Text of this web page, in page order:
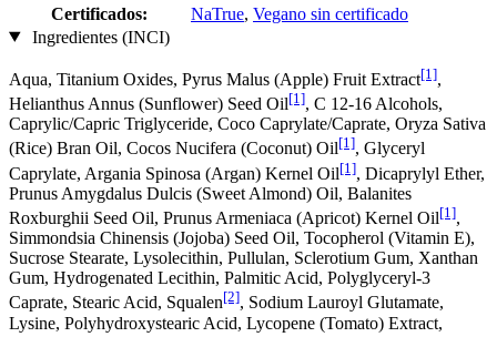
Certificados:
NaTrue, Vegano sin certificado
Ingredientes (INCI)
Aqua, Titanium Oxides, Pyrus Malus (Apple) Fruit Extract[1],
Helianthus Annus (Sunflower) Seed Oil[1], C 12-16 Alcohols,
Caprylic/Capric Triglyceride, Coco Caprylate/Caprate, Oryza Sativa
(Rice) Bran Oil, Cocos Nucifera (Coconut) Oil[1], Glyceryl
Caprylate, Argania Spinosa (Argan) Kernel Oil[1], Dicaprylyl Ether,
Prunus Amygdalus Dulcis (Sweet Almond) Oil, Balanites
Roxburghii Seed Oil, Prunus Armeniaca (Apricot) Kernel Oil[1],
Simmondsia Chinensis (Jojoba) Seed Oil, Tocopherol (Vitamin E),
Sucrose Stearate, Lysolecithin, Pullulan, Sclerotium Gum, Xanthan
Gum, Hydrogenated Lecithin, Palmitic Acid, Polyglyceryl-3
Caprate, Stearic Acid, Squalen[2], Sodium Lauroyl Glutamate,
Lysine, Polyhydroxystearic Acid, Lycopene (Tomato) Extract,